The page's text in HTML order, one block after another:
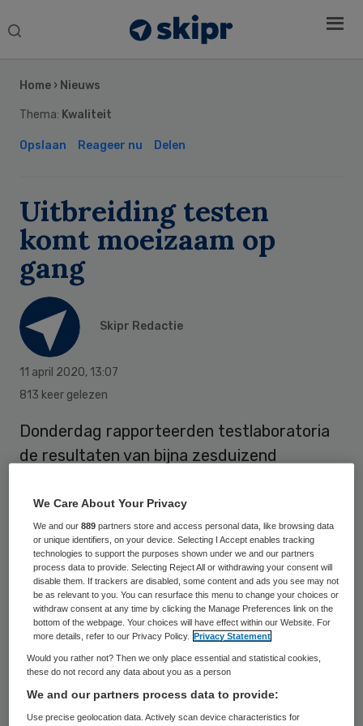
Search
Home › Nieuws
Thema: Kwaliteit
Opslaan Reageer nu Delen
Uitbreiding testen
komt moeizaam op
gang
Skipr Redactie
11 april 2020, 13:07
813 keer gelezen
Donderdag rapporteerden testlaboratoria
de resultaten van bijna zesduizend
tweeduizend uitslagen meer dan dezelfde
dag een week eerder. Onduidelijk is hoeveel
zorgpersoneel buiten de ziekenhuizen daar
al bij zit, naast de kwetsbare groepen,
ernstig zieke patiënten en
ziekenhuispersoneel dat al langer getest
wordt.
Personeelstekort
Sidebar
We Care About Your Privacy
We and our889 partners store and access personal data, like browsing data
or unique identifiers, on your device. Selecting I Accept enables tracking
technologies to support the purposes shown under we and our partners
process data to provide. Selecting Reject All or withdrawing your consent will
disable them. If trackers are disabled, some content and ads you see may not
be as relevant to you. You can resurface this menu to change your choices or
withdraw consent at any time by clicking the Manage Preferences link on the
bottom of the webpage. Your choices will have effect within our Website. For
more details, refer to our Privacy Policy.
Privacy Statement
Would you rather not? Then we only place essential and statistical cookies,
these do not record any data about you as a person
We and our partners process data to provide:
Use precise geolocation data. Actively scan device characteristics for